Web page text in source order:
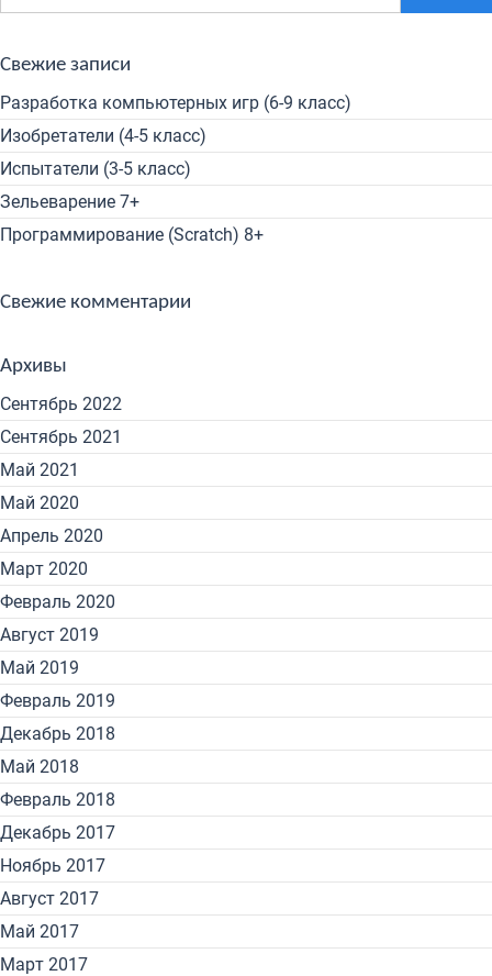
Свежие записи
Разработка компьютерных игр (6-9 класс)
Изобретатели (4-5 класс)
Испытатели (3-5 класс)
Зельеварение 7+
Программирование (Scratch) 8+
Свежие комментарии
Архивы
Сентябрь 2022
Сентябрь 2021
Май 2021
Май 2020
Апрель 2020
Март 2020
Февраль 2020
Август 2019
Май 2019
Февраль 2019
Декабрь 2018
Май 2018
Февраль 2018
Декабрь 2017
Ноябрь 2017
Август 2017
Май 2017
Март 2017